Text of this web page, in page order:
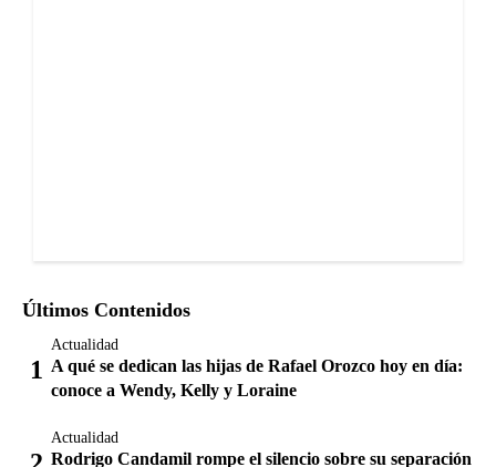
Últimos Contenidos
Actualidad
A qué se dedican las hijas de Rafael Orozco hoy en día:
conoce a Wendy, Kelly y Loraine
Actualidad
Rodrigo Candamil rompe el silencio sobre su separación